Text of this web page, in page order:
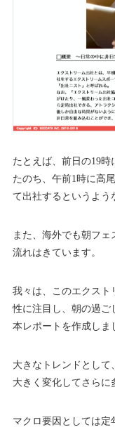
たとえば、前日の19
たのち、午前1時に高
て出社するというよう
また、海外でも朝フ
流れはきています。
我々は、このエクスト
性に注目し、朝の過ご
本レポートを作成しま
大きなトレンドとして
大きく変化してさらに
マクロ要因としては